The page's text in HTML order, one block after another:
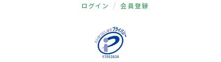
ログイン 会員登録